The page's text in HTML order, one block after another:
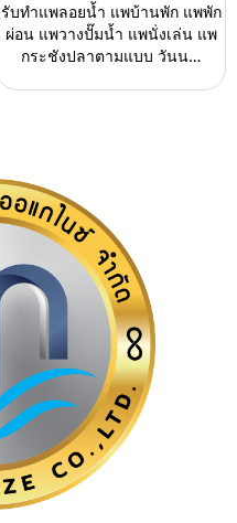
รับทำแพลอยน้ำ แพบ้านพัก แพพัก
ผ่อน แพวางปั๊มน้ำ แพนั่งเล่น แพ
กระชังปลาตามแบบ วันน…